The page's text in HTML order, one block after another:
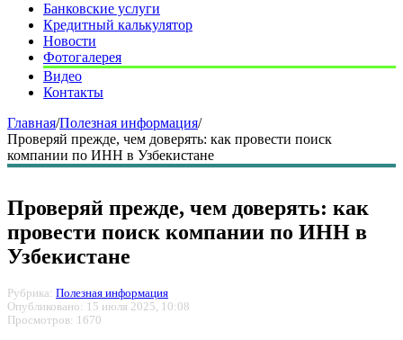
Банковские услуги
Кредитный калькулятор
Новости
Фотогалерея
Видео
Контакты
Главная/Полезная информация/
Проверяй прежде, чем доверять: как провести поиск
компании по ИНН в Узбекистане
Проверяй прежде, чем доверять: как
провести поиск компании по ИНН в
Узбекистане
Рубрика: Полезная информация
Опубликовано: 15 июля 2025, 10:08
Просмотров: 1670